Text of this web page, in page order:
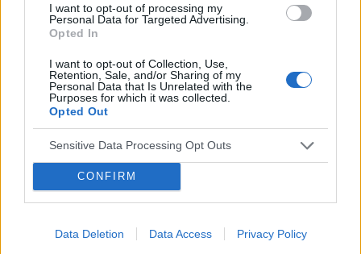
I want to opt-out of processing my
Personal Data for Targeted Advertising.
Opted In
I want to opt-out of Collection, Use,
Retention, Sale, and/or Sharing of my
Personal Data that Is Unrelated with the
Purposes for which it was collected.
Opted Out
Sensitive Data Processing Opt Outs
CONFIRM
Data Deletion Data Access Privacy Policy
Reklama: